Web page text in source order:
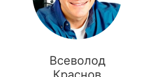
Всеволод